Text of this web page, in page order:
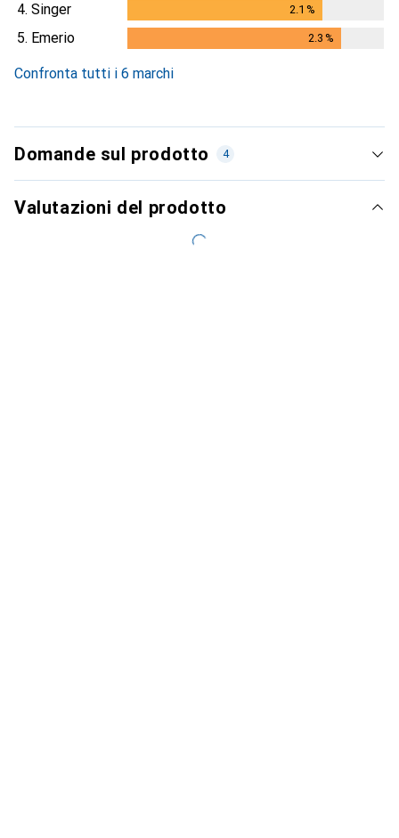
4. Singer 2.1 %
5. Emerio 2.3 %
Confronta tutti i 6 marchi
Domande sul prodotto 4
Valutazioni del prodotto